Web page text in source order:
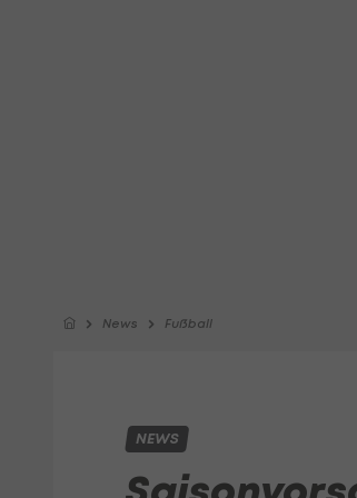
News Fußball
NEWS